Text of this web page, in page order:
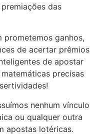
das
prometemos ganhos,
de acertar prêmios
de apostar
precisas
nenhum vínculo
ou qualquer outra
apostas lotéricas.